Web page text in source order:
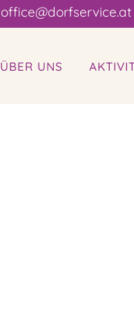
office@dorfservice.at
ÜBER UNS